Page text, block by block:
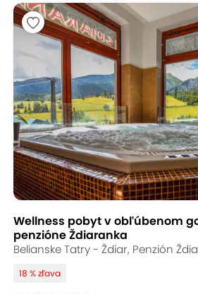
Wellness pobyt v obľúbenom
penzióne Ždiaranka
Belianske Tatry - Ždiar, Penzión
18 % zľava